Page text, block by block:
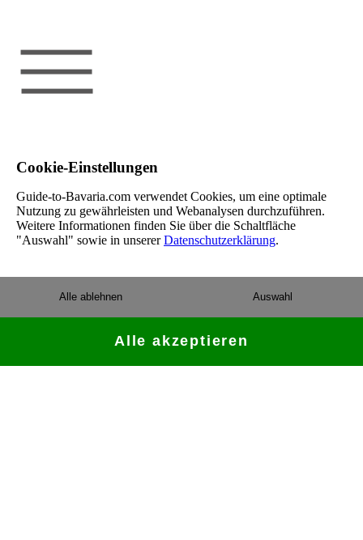
Cookie-Einstellungen
Guide-to-Bavaria.com verwendet Cookies, um eine optimale
Nutzung zu gewährleisten und Webanalysen durchzuführen.
Weitere Informationen finden Sie über die Schaltfläche
"Auswahl" sowie in unsererDatenschutzerklärung.
Auswahl
Alle ablehnen
Alle akzeptieren